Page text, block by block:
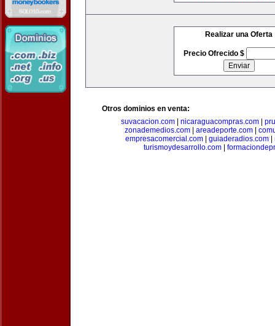
Realizar una Oferta
Precio Ofrecido $
Otros dominios en venta:
suvacacion.com| nicaraguacompras.com|
zonademedios.com| areadeporte.com|
empresacomercial.com| guiaderadios.com|
turismoydesarrollo.com